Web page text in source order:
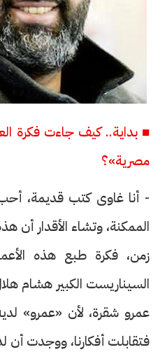
■ بداية.. كيف جاءت فكرة
مصرية»؟
- أنا غاوى كتب قديمة،
الممكنة، وتشاء الأقدار أن
زمن، فكرة طبع هذه
السيناريست الكبير هشام
عمرو شقرة، لأن «عمرو»
فتقابلت أفكارنا، ووجدت أن